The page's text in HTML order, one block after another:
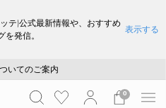
テ)公式最新情報や、おすすめ
発信。
表示する
ご案内
物のお届け状況について
いてのご案内
ITEMS >>
ご案内
物のお届け状況について
0